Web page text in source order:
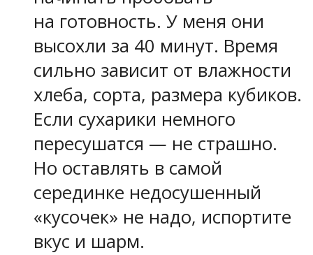
на готовность. У меня они
высохли за 40 минут. Время
сильно зависит от влажности
хлеба, сорта, размера кубиков.
Если сухарики немного
пересушатся — не страшно.
Но оставлять в самой
серединке недосушенный
«кусочек» не надо, испортите
вкус и шарм.